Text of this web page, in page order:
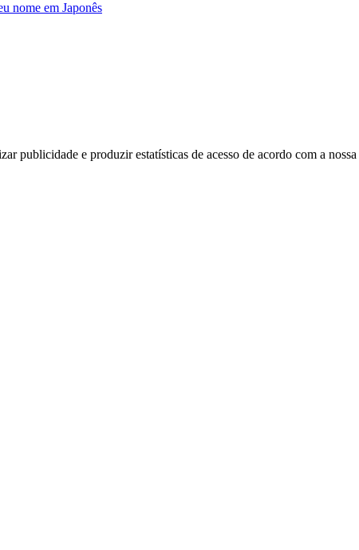
nome em Japonês
publicidade e produzir estatísticas de acesso de acordo com a nossa